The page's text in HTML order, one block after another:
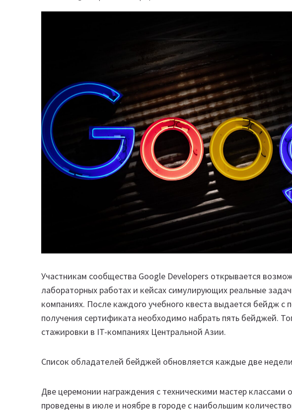
Участникам сообщества Google Developers открывается
лабораторных работах и кейсах симулирующих реальные
компаниях. После каждого учебного квеста выдается бейдж
получения сертификата необходимо набрать пять бейджей.
стажировки в IT-компаниях Центральной Азии.
Список обладателей бейджей обновляется каждые две
Две церемонии награждения с техническими мастер классами
проведены в июле и ноябре в городе с наибольшим